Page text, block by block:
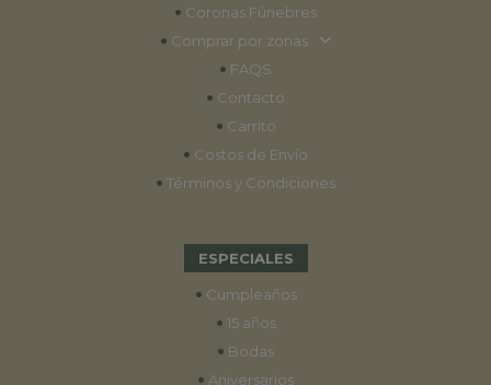
• Coronas Fúnebres
• Comprar por zonas
• FAQS
• Contacto
• Carrito
• Costos de Envío
• Términos y Condiciones
ESPECIALES
• Cumpleaños
• 15 años
• Bodas
• Aniversarios